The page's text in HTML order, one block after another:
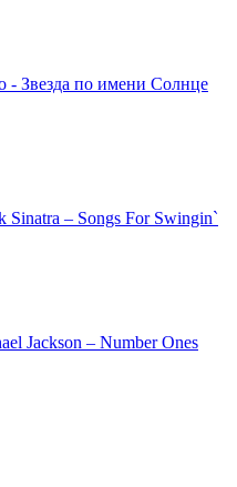
- Звезда по имени Солнце
Sinatra – Songs For Swingin`
Jackson – Number Ones